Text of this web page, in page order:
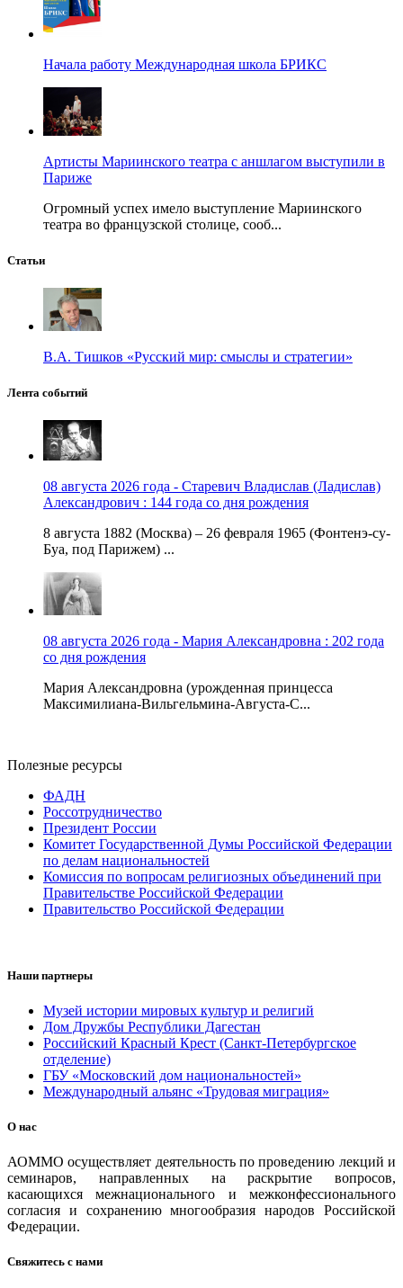
Начала работу Международная школа БРИКС
Артисты Мариинского театра с аншлагом выступили в
Париже
Огромный успех имело выступление Мариинского
театра во французской столице, сооб...
Статьи
В.А. Тишков «Русский мир: смыслы и стратегии»
Лента событий
08 августа 2026 года - Старевич Владислав (Ладислав)
Александрович : 144 года со дня рождения
8 августа 1882 (Москва) – 26 февраля 1965 (Фонтенэ-су-
Буа, под Парижем) ...
08 августа 2026 года - Мария Александровна : 202 года
со дня рождения
Мария Александровна (урожденная принцесса
Максимилиана-Вильгельмина-Августа-С...
Полезные ресурсы
ФАДН
Россотрудничество
Президент России
Комитет Государственной Думы Российской Федерации
по делам национальностей
Комиссия по вопросам религиозных объединений при
Правительстве Российской Федерации
Правительство Российской Федерации
Наши партнеры
Музей истории мировых культур и религий
Дом Дружбы Республики Дагестан
Российский Красный Крест (Санкт-Петербургское
отделение)
ГБУ «Московский дом национальностей»
Международный альянс «Трудовая миграция»
О нас
АОММО осуществляет деятельность по проведению лекций и
семинаров, направленных на раскрытие вопросов,
касающихся межнационального и межконфессионального
согласия и сохранению многообразия народов Российской
Федерации.
Свяжитесь с нами